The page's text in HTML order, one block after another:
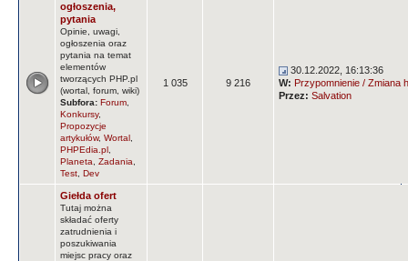
ogłoszenia,
pytania
Opinie, uwagi,
ogłoszenia oraz
pytania na temat
elementów
tworzących PHP.pl
(wortal, forum, wiki)
Subfora: Forum
Konkursy,
Propozycje
artykułów, Wortal
PHPEdia.pl
Planeta
Zadania
Test Dev
1 035 9 216
30.12.2022, 16:13:36
W: Przypomnienie / Zmiana
Przez: Salvation
Giełda ofert
Tutaj można
składać oferty
zatrudnienia i
poszukiwania
miejsc pracy oraz